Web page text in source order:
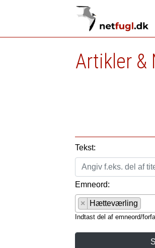
Artikler &
Tekst:
Emneord:
× Hætteværling
Indtast del af emneord/